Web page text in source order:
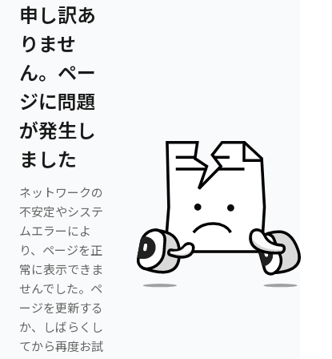
申し訳あ
りませ
ん。ペー
ジに問題
が発生し
ました
ネットワークの
不安定やシステ
ムエラーによ
り、ページを正
常に表示できま
せんでした。ペ
ージを更新する
か、しばらくし
てから再度お試